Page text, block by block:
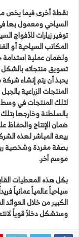
نقطة أخرى فيما يخص
السياحي ومعمول بها
توفير زيارات للأفواج
المكاتب السياحية أو
ولضمان عملية
تسويق منتجاته بالشكل
يحبذ أن يتم إنشاء
المنتجات الزراعية
لتلك المنتجات في وسط
بالسلطنة وخارجها
ضمان الإنتاج والحفاظ
بيعة المباشر لهذه
بصفة مفردة وشخصية
موسم آخر.
بكل هذه المعطيات
سياحياً عالمياً عمانياً
الكبير من خلال العوائد
وستشكل دخلاً قوياً